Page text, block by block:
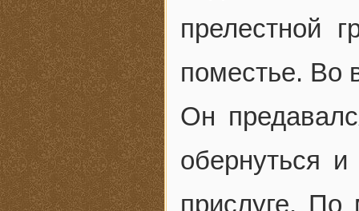
прелестной
поместье. Во
Он
обернуться
прислуге.